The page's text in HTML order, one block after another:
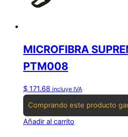
MICROFIBRA
PTM008
$ 171.68 incluye IVA
Comprando este producto
Añadir al carrito